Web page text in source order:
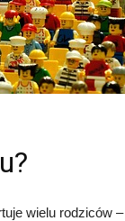
wielu rodziców